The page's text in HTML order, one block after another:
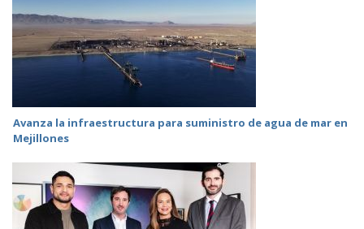
Avanza la infraestructura para suministro de agua de mar en
Mejillones